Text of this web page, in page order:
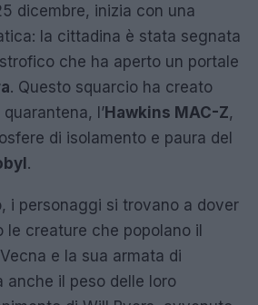
dicembre, inizia con una
la cittadina è stata segnata
che ha aperto un portale
. Questo squarcio ha creato
l’Hawkins MAC-Z,
di isolamento e paura del
.
i personaggi si trovano a dover
le creature che popolano il
e la sua armata di
anche il peso delle loro